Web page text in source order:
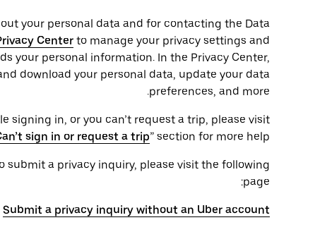
your personal ‌data and for contacting the ‌Data
Center to manage your privacy settings and
your personal information. In the Privacy Center,
download your personal data, update your data
preferences, and more.
signing in, or you can’t request a trip, please visit
sign in or request a trip” section for more help
submit a privacy inquiry, please visit the following
page:
Submit a privacy inquiry without an Uber account